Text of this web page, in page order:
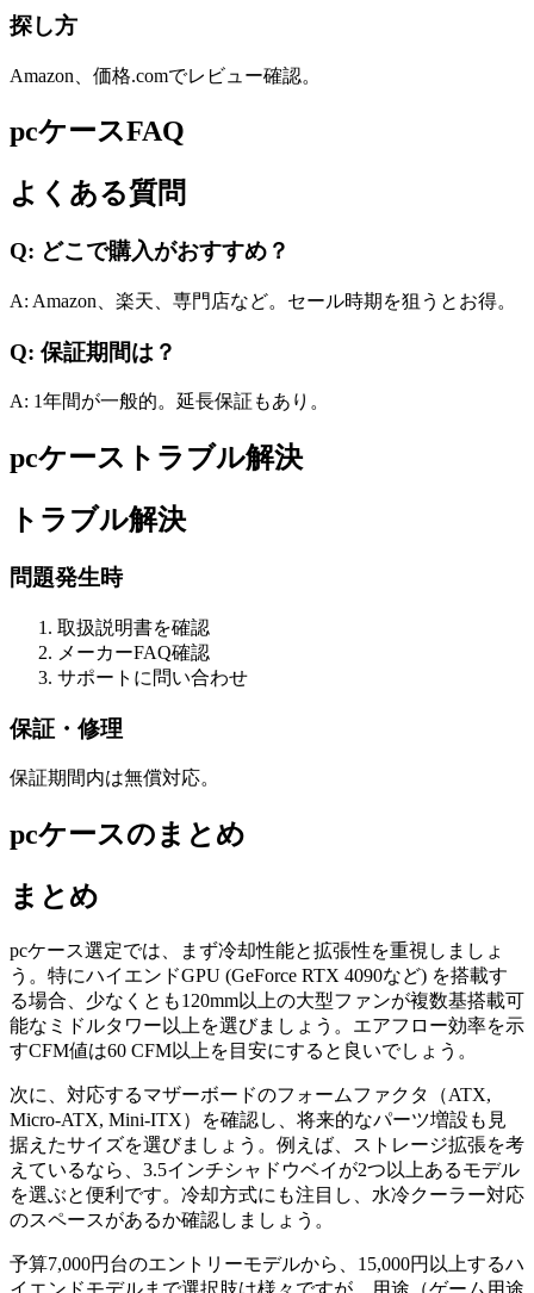
探し方
Amazon、価格.comでレビュー確認。
pcケースFAQ
よくある質問
Q: どこで購入がおすすめ？
A: Amazon、楽天、専門店など。セール時期を狙うとお得。
Q: 保証期間は？
A: 1年間が一般的。延長保証もあり。
pcケーストラブル解決
トラブル解決
問題発生時
取扱説明書を確認
メーカーFAQ確認
サポートに問い合わせ
保証・修理
保証期間内は無償対応。
pcケースのまとめ
まとめ
pcケース選定では、まず冷却性能と拡張性を重視しましょ
う。特にハイエンドGPU (GeForce RTX 4090など) を搭載す
る場合、少なくとも120mm以上の大型ファンが複数基搭載可
能なミドルタワー以上を選びましょう。エアフロー効率を示
すCFM値は60 CFM以上を目安にすると良いでしょう。
次に、対応するマザーボードのフォームファクタ（ATX,
Micro-ATX, Mini-ITX）を確認し、将来的なパーツ増設も見
据えたサイズを選びましょう。例えば、ストレージ拡張を考
えているなら、3.5インチシャドウベイが2つ以上あるモデル
を選ぶと便利です。冷却方式にも注目し、水冷クーラー対応
のスペースがあるか確認しましょう。
予算7,000円台のエントリーモデルから、15,000円以上するハ
イエンドモデルまで選択肢は様々ですが、用途（ゲーム用途